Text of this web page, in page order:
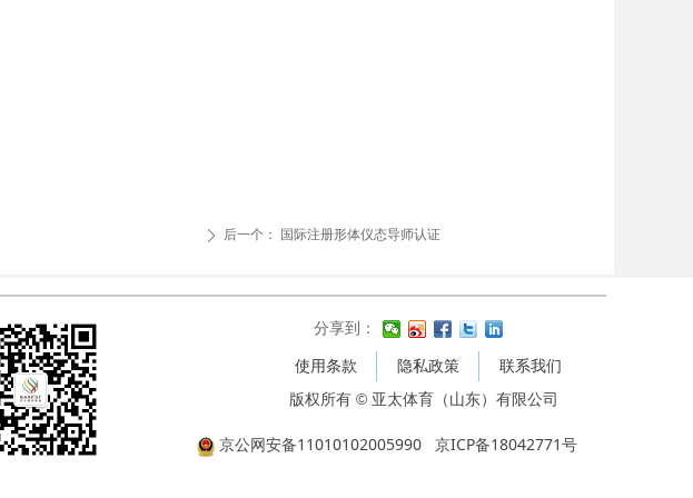
ꄲ 后一个： 国际注册形体仪态导师认证
版权所有 © 亚太体育（山东）有限公司
分享到：
使用条款 隐私政策 联系我们
京公网安备11010102005990 京ICP备18042771号